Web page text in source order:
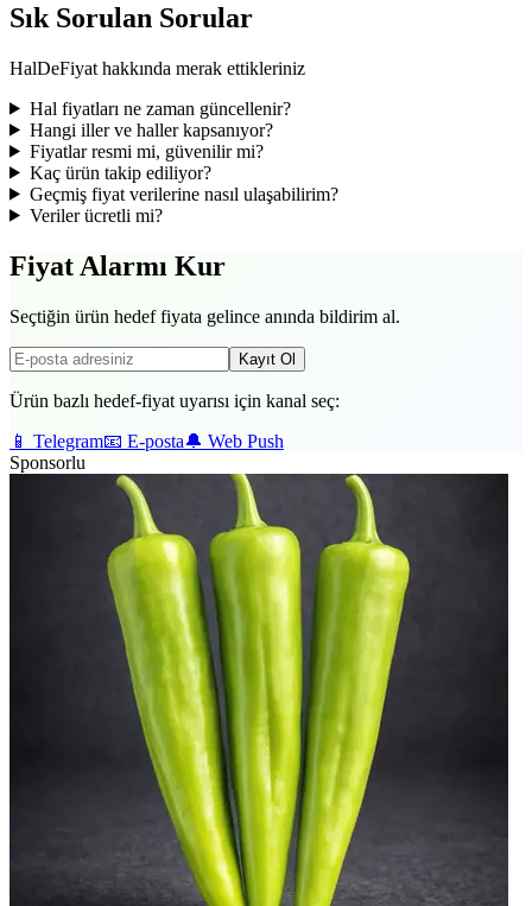
Sık Sorulan Sorular
HalDeFiyat hakkında merak ettikleriniz
Hal fiyatları ne zaman güncellenir?
Hangi iller ve haller kapsanıyor?
Fiyatlar resmi mi, güvenilir mi?
Kaç ürün takip ediliyor?
Geçmiş fiyat verilerine nasıl ulaşabilirim?
Veriler ücretli mi?
Fiyat Alarmı Kur
Seçtiğin ürün hedef fiyata gelince anında bildirim al.
Kayıt Ol
Ürün bazlı hedef-fiyat uyarısı için kanal seç:
📱 Telegram📧 E-posta🔔 Web Push
Sponsorlu